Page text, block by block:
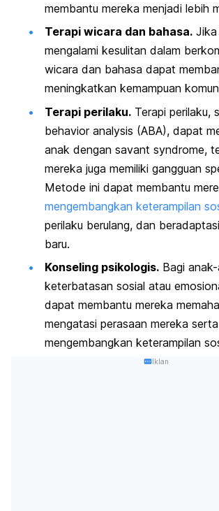
membantu mereka menjadi lebih
Terapi wicara dan bahasa.
mengalami kesulitan dalam
wicara dan bahasa dapat
meningkatkan kemampuan
Terapi perilaku. Terapi perilaku,
behavior analysis (ABA), dapat
anak dengan savant syndrome,
mereka juga memiliki gangguan
Metode ini dapat membantu
mengembangkan keterampilan
perilaku berulang, dan
baru.
Konseling psikologis. Bagi
keterbatasan sosial atau
dapat membantu mereka
mengatasi perasaan mereka serta
mengembangkan keterampilan
Iklan